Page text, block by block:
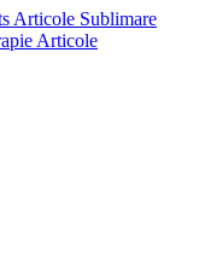
Articole Sublimare
Articole